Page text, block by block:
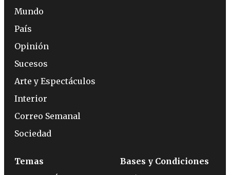
Mundo
País
Opinión
Sucesos
Arte y Espectáculos
Interior
Correo Semanal
Sociedad
Temas
Bases y Condiciones